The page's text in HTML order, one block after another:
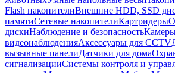
Flash накопителиВнешние HDD, SSD
памятиСетевые накопителиКартридеры
дискиНаблюдение и безопасность
видеонаблюденияАксессуары для CCTV
вызывные панелиДатчики для дома
сигнализацииСистемы контроля и